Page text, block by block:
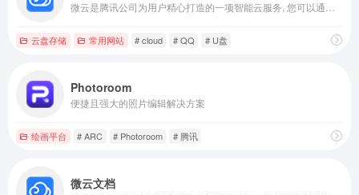
云盘存储 常用网站 # cloud # QQ # U盘
Photoroom
便捷且强大的照片编辑解决方案
绘画平台 # ARC # Photoroom # 腾讯
微云文档